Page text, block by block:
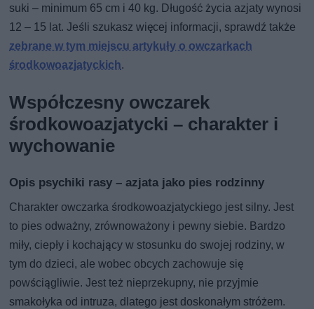
suki – minimum 65 cm i 40 kg. Długość życia azjaty wynosi
12 – 15 lat. Jeśli szukasz więcej informacji, sprawdź także
zebrane w tym miejscu artykuły o owczarkach
środkowoazjatyckich.
Współczesny owczarek
środkowoazjatycki – charakter i
wychowanie
Opis psychiki rasy – azjata jako pies rodzinny
Charakter owczarka środkowoazjatyckiego jest silny. Jest
to pies odważny, zrównoważony i pewny siebie. Bardzo
miły, ciepły i kochający w stosunku do swojej rodziny, w
tym do dzieci, ale wobec obcych zachowuje się
powściągliwie. Jest też nieprzekupny, nie przyjmie
smakołyka od intruza, dlatego jest doskonałym stróżem.